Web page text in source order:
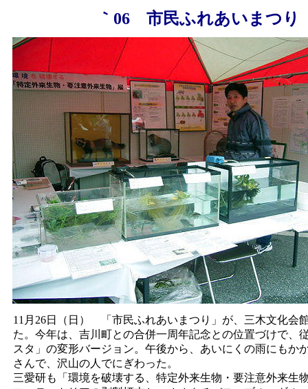
｀06 市民ふれあいまつり
11月26日（日） 「市民ふれあいまつり」が、三木文化会
た。今年は、吉川町との合併一周年記念との位置づけで、
スタ」の変形バージョン。午後から、あいにくの雨にもか
さんで、沢山の人でにぎわった。
三愛研も「環境を破壊する、特定外来生物・要注意外来生